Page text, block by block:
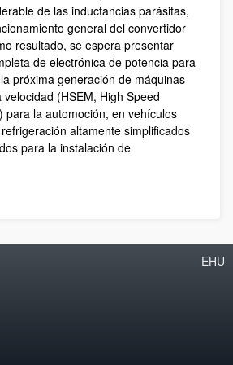
de las inductancias parásitas,
general del convertidor
resultado, se espera presentar
de electrónica de potencia para
próxima generación de máquinas
(HSEM, High Speed
para la automoción, en vehículos
altamente simplificados
para la instalación de
EHU